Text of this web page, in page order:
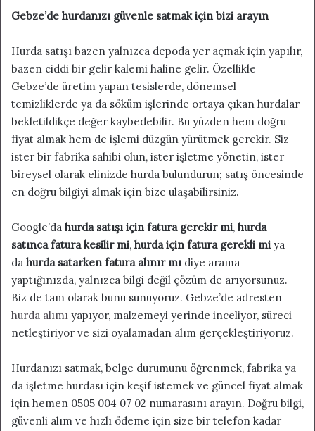
Gebze’de hurdanızı güvenle satmak için bizi arayın
Hurda satışı bazen yalnızca depoda yer açmak için yapılır,
bazen ciddi bir gelir kalemi haline gelir. Özellikle
Gebze’de üretim yapan tesislerde, dönemsel
temizliklerde ya da söküm işlerinde ortaya çıkan hurdalar
bekletildikçe değer kaybedebilir. Bu yüzden hem doğru
fiyat almak hem de işlemi düzgün yürütmek gerekir. Siz
ister bir fabrika sahibi olun, ister işletme yönetin, ister
bireysel olarak elinizde hurda bulundurun; satış öncesinde
en doğru bilgiyi almak için bize ulaşabilirsiniz.
Google’da hurda satışı için fatura gerekir mi, hurda
satınca fatura kesilir mi, hurda için fatura gerekli mi ya
da hurda satarken fatura alınır mı diye arama
yaptığınızda, yalnızca bilgi değil çözüm de arıyorsunuz.
Biz de tam olarak bunu sunuyoruz. Gebze’de adresten
hurda alımı yapıyor, malzemeyi yerinde inceliyor, süreci
netleştiriyor ve sizi oyalamadan alım gerçekleştiriyoruz.
Hurdanızı satmak, belge durumunu öğrenmek, fabrika ya
da işletme hurdası için keşif istemek ve güncel fiyat almak
için hemen 0505 004 07 02 numarasını arayın. Doğru bilgi,
güvenli alım ve hızlı ödeme için size bir telefon kadar